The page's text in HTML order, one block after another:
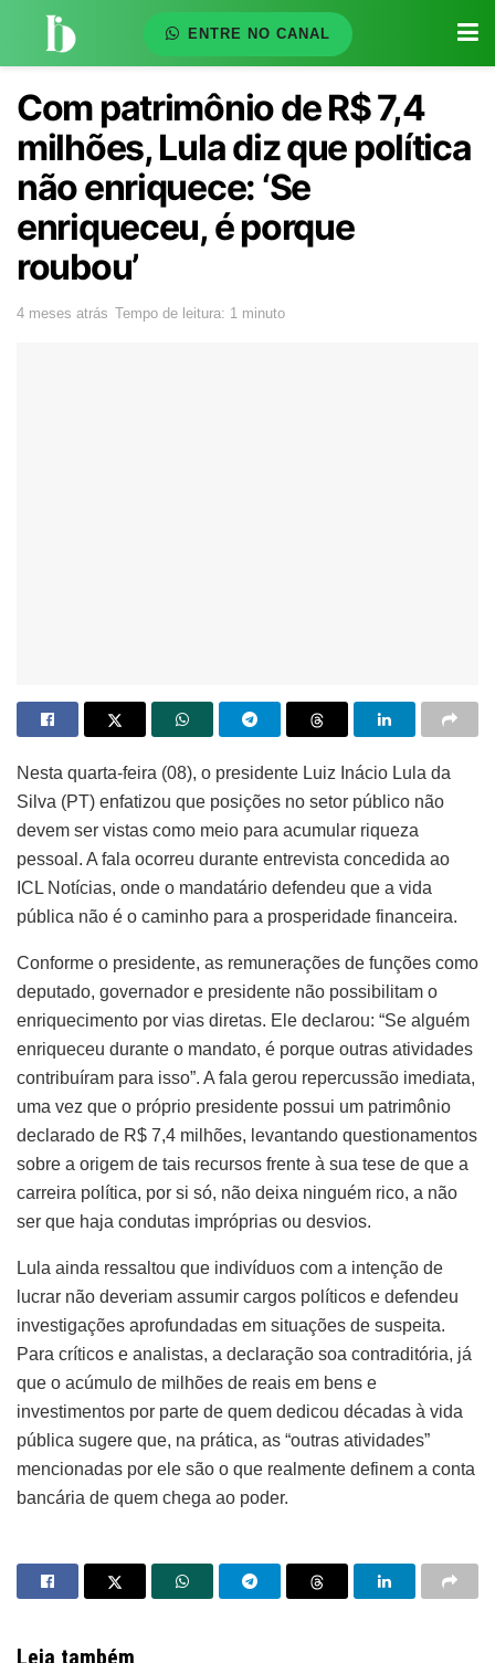
ENTRE NO CANAL
Com patrimônio de R$ 7,4
milhões, Lula diz que política
não enriquece: ‘Se
enriqueceu, é porque
roubou’
4 meses atrás Tempo de leitura: 1 minuto
Nesta quarta-feira (08), o presidente Luiz Inácio Lula da
Silva (PT) enfatizou que posições no setor público não
devem ser vistas como meio para acumular riqueza
pessoal. A fala ocorreu durante entrevista concedida ao
ICL Notícias, onde o mandatário defendeu que a vida
pública não é o caminho para a prosperidade financeira.
Conforme o presidente, as remunerações de funções como
deputado, governador e presidente não possibilitam o
enriquecimento por vias diretas. Ele declarou: “Se alguém
enriqueceu durante o mandato, é porque outras atividades
contribuíram para isso”. A fala gerou repercussão imediata,
uma vez que o próprio presidente possui um patrimônio
declarado de R$ 7,4 milhões, levantando questionamentos
sobre a origem de tais recursos frente à sua tese de que a
carreira política, por si só, não deixa ninguém rico, a não
ser que haja condutas impróprias ou desvios.
Lula ainda ressaltou que indivíduos com a intenção de
lucrar não deveriam assumir cargos políticos e defendeu
investigações aprofundadas em situações de suspeita.
Para críticos e analistas, a declaração soa contraditória, já
que o acúmulo de milhões de reais em bens e
investimentos por parte de quem dedicou décadas à vida
pública sugere que, na prática, as “outras atividades”
mencionadas por ele são o que realmente definem a conta
bancária de quem chega ao poder.
Leia também